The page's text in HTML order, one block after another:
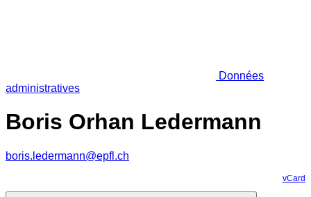
Données
administratives
Boris Orhan Ledermann
boris.ledermann@epfl.ch
vCard